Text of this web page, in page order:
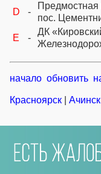
D
-
пос.
E
-
ДК
начало обновить
Красноярск Ачинск